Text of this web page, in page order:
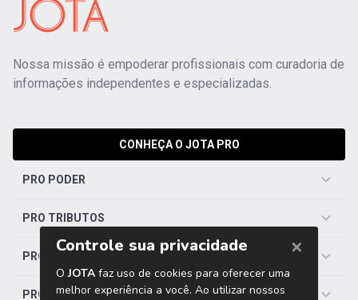
Nossa missão é empoderar profissionais com curadoria de
informações independentes e especializadas.
CONHEÇA O JOTA PRO
PRO PODER
PRO TRIBUTOS
PRO TRABALHISTA
PRO SAÚDE